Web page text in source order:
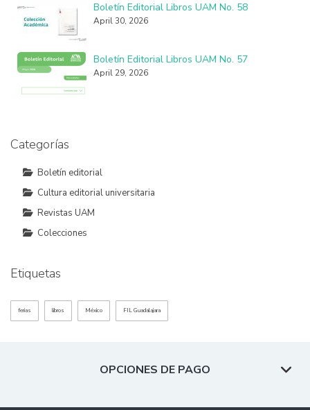
Boletín Editorial Libros UAM No. 58
April 30, 2026
Boletín Editorial Libros UAM No. 57
April 29, 2026
Categorías
Boletín editorial
Cultura editorial universitaria
Revistas UAM
Colecciones
Etiquetas
ferias libros México FIL Guadalajara
OPCIONES DE PAGO